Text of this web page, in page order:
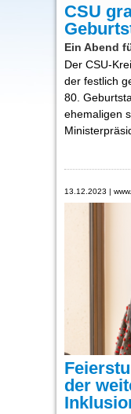
CSU
Ein Abend
Der CSU-
der festlich
80.
ehemaligen
13.12.2023 |
der